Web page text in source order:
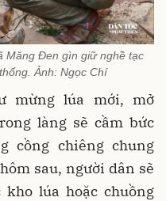
Măng Đen gìn giữ nghề tạc
Ảnh: Ngọc Chí
mừng lúa mới, mở
làng sẽ cầm bức
cồng chiêng chung
sau, người dân sẽ
lúa hoặc chuồng